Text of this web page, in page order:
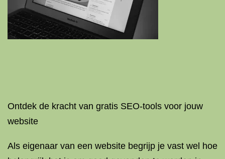
Ontdek de kracht van gratis SEO-tools voor jouw
website
Als eigenaar van een website begrijp je vast wel hoe